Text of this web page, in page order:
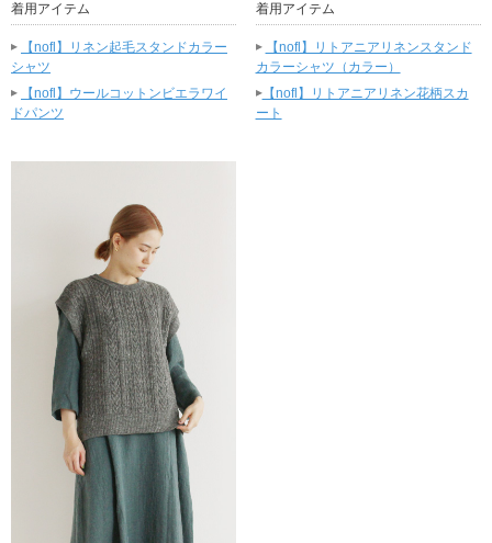
着用アイテム
▸
【nofl】リネン起毛スタンドカラー
シャツ
▸
【nofl】ウールコットンビエラワイ
ドパンツ
着用アイテム
▸
【nofl】リトアニアリネンスタンド
カラーシャツ（カラー）
▸【nofl】リトアニアリネン花柄スカ
ート